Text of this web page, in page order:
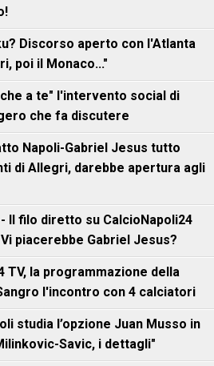
Discorso aperto con l'Atlanta
poi il Monaco..."
a te" l'intervento social di
che fa discutere
Napoli-Gabriel Jesus tutto
di Allegri, darebbe apertura agli
- Il filo diretto su CalcioNapoli24
piacerebbe Gabriel Jesus?
TV, la programmazione della
l'incontro con 4 calciatori
studia l’opzione Juan Musso in
Savic, i dettagli"